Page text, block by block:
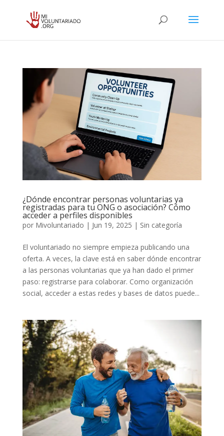
¿Dónde encontrar personas voluntarias ya
registradas para tu ONG o asociación? Cómo
acceder a perfiles disponibles
por Mivoluntariado | Jun 19, 2025 | Sin categoría
El voluntariado no siempre empieza publicando una
oferta. A veces, la clave está en saber dónde encontrar
a las personas voluntarias que ya han dado el primer
paso: registrarse para colaborar. Como organización
social, acceder a estas redes y bases de datos puede...